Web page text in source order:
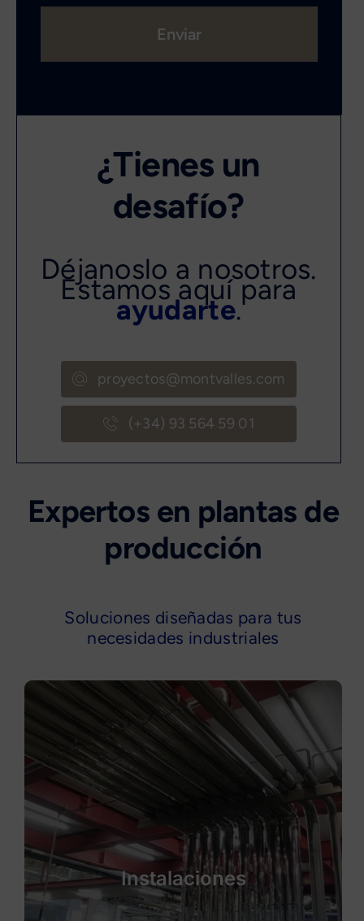
¿Tienes un
desafío?
Déjanoslo a nosotros.
Estamos aquí para
ayudarte.
proyectos@montvalles.com
(+34) 93 564 59 01
Enviar
Expertos en plantas de
producción
Soluciones diseñadas para tus
necesidades industriales
Instalaciones